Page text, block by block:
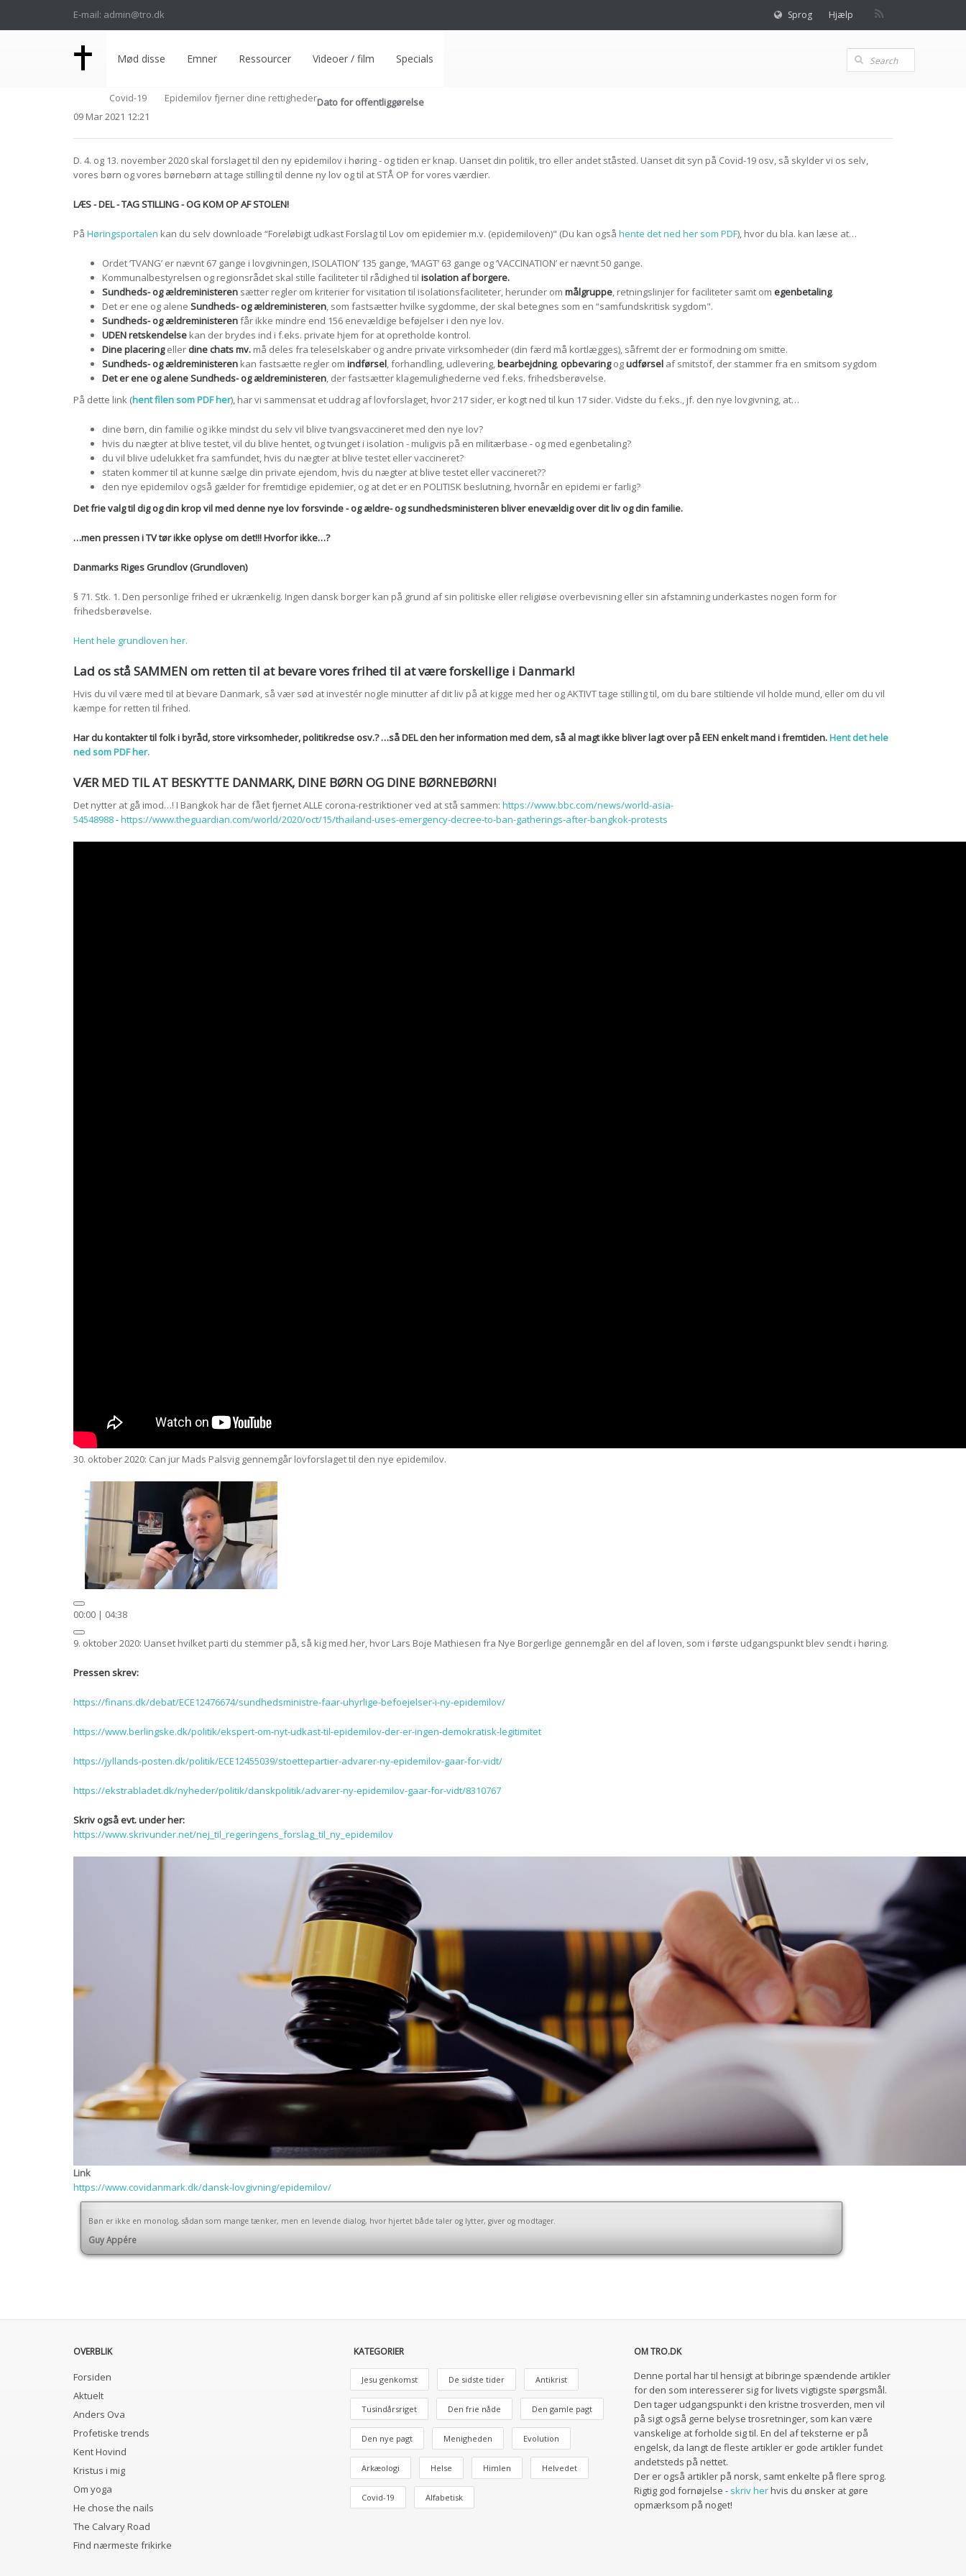
E-mail: admin@tro.dk Sprog Hjælp
Mød disse Emner Ressourcer Videoer / film Specials
Covid-19 Epidemilov fjerner dine rettighederDato for offentliggørelse
09 Mar 2021 12:21
D. 4. og 13. november 2020 skal forslaget til den ny epidemilov i høring- og tiden er knap. Uanset din politik, tro eller andet ståsted. Uanset dit syn på Covid-19 osv, så skylder vi os selv,
vores børn og vores børnebørn at tage stilling til denne ny lov og til at STÅ OP for vores værdier.
LÆS - DEL - TAG STILLING - OG KOM OP AF STOLEN!
På Høringsportalen kan du selv downloade “Foreløbigt udkast Forslag til Lov om epidemier m.v. (epidemiloven)" (Du kan også hente det ned her som PDF), hvor du bla. kan læse at…
Ordet ‘TVANG’ er nævnt 67 gange i lovgivningen, ISOLATION’ 135 gange, ‘MAGT’ 63 gange og ‘VACCINATION’ er nævnt 50 gange.
Kommunalbestyrelsen og regionsrådet skal stille faciliteter til rådighed til isolation af borgere.
Sundheds- og ældreministeren sætter regler om kriterier for visitation til isolationsfaciliteter, herunder om målgruppe, retningslinjer for faciliteter samt om egenbetaling.
Det er ene og alene Sundheds- og ældreministeren, som fastsætter hvilke sygdomme, der skal betegnes som en “samfundskritisk sygdom".
Sundheds- og ældreministerenfår ikke mindre end 156 enevældige beføjelser i den nye lov.
UDEN retskendelse kan der brydes ind i f.eks. private hjem for at opretholde kontrol.
Dine placering eller dine chats mv. må deles fra teleselskaber og andre private virksomheder (din færd må kortlægges), såfremt der er formodning om smitte.
Sundheds- og ældreministeren kan fastsætte regler om indførsel, forhandling, udlevering,bearbejdning, opbevaring ogudførsel af smitstof, der stammer fra en smitsom sygdom
Det er ene og alene Sundheds- og ældreministeren, der fastsætter klagemulighederne ved f.eks. frihedsberøvelse.
På dette link (hent filen som PDF her), har vi sammensat et uddrag af lovforslaget, hvor 217 sider, er kogt ned til kun 17 sider. Vidste du f.eks., jf. den nye lovgivning, at…
dine børn, din familie og ikke mindst du selv vil blive tvangsvaccineret med den nye lov?
hvis du nægter at blive testet, vil du blive hentet, og tvunget i isolation - muligvis på en militærbase - og med egenbetaling?
du vil blive udelukket fra samfundet, hvis du nægter at blive testet eller vaccineret?
staten kommer til at kunne sælge din private ejendom, hvis du nægter at blive testet eller vaccineret??
den nye epidemilov også gælder for fremtidige epidemier, og at det er en POLITISK beslutning, hvornår en epidemi er farlig?
Det frie valg til dig og din krop vil med denne nye lov forsvinde - og ældre- og sundhedsministeren bliver enevældig over dit liv og din familie.
…men pressen i TV tør ikke oplyse om det!!! Hvorfor ikke…?
Danmarks Riges Grundlov (Grundloven)
§ 71. Stk. 1. Den personlige frihed er ukrænkelig. Ingen dansk borger kan på grund af sin politiske eller religiøse overbevisning eller sin afstamning underkastes nogen form for
frihedsberøvelse.
Hent hele grundloven her.
Lad os stå SAMMEN om retten til at bevare vores frihed til at være forskellige i Danmark!
Hvis du vil være med til at bevare Danmark, så vær sød at investér nogle minutter af dit liv på at kigge med her og AKTIVT tage stilling til, om du bare stiltiende vil holde mund, eller om du vil
kæmpe for retten til frihed.
Har du kontakter til folk i byråd, store virksomheder, politikredse osv.? …så DEL den her information med dem, så al magt ikke bliver lagt over på EEN enkelt mand i fremtiden.Hent det hele
ned som PDF her.
VÆR MED TIL AT BESKYTTE DANMARK, DINE BØRN OG DINE BØRNEBØRN!
Det nytter at gå imod…! I Bangkok har de fået fjernet ALLE corona-restriktioner ved at stå sammen: https://www.bbc.com/news/world-asia-
54548988-https://www.theguardian.com/world/2020/oct/15/thailand-uses-emergency-decree-to-ban-gatherings-after-bangkok-protests
30. oktober 2020: Can jur Mads Palsvig gennemgår lovforslaget til den nye epidemilov.
00:00 | 04:38
9. oktober 2020: Uanset hvilket parti du stemmer på, så kig med her, hvor Lars Boje Mathiesen fra Nye Borgerlige gennemgår en del af loven, som i første udgangspunkt blev sendt i høring.
Pressen skrev:
https://finans.dk/debat/ECE12476674/sundhedsministre-faar-uhyrlige-befoejelser-i-ny-epidemilov/
https://www.berlingske.dk/politik/ekspert-om-nyt-udkast-til-epidemilov-der-er-ingen-demokratisk-legitimitet
https://jyllands-posten.dk/politik/ECE12455039/stoettepartier-advarer-ny-epidemilov-gaar-for-vidt/
https://ekstrabladet.dk/nyheder/politik/danskpolitik/advarer-ny-epidemilov-gaar-for-vidt/8310767
Skriv også evt. under her:
https://www.skrivunder.net/nej_til_regeringens_forslag_til_ny_epidemilov
Link
https://www.covidanmark.dk/dansk-lovgivning/epidemilov/
Bøn er ikke en monolog, sådan som mange tænker, men en levende dialog, hvor hjertet både taler og lytter, giver og modtager.
Guy Appére
OVERBLIK
Forsiden
Aktuelt
Anders Ova
Profetiske trends
Kent Hovind
Kristus i mig
Om yoga
He chose the nails
The Calvary Road
Find nærmeste frikirke
KATEGORIER
Jesu genkomst De sidste tider Antikrist
Tusindårsriget Den frie nåde Den gamle pagt
Den nye pagt Menigheden Evolution
Arkæologi Helse Himlen Helvedet
Covid-19 Alfabetisk
OM TRO.DK
Denne portal har til hensigt at bibringe spændende artikler
for den som interesserer sig for livets vigtigste spørgsmål.
Den tager udgangspunkt i den kristne trosverden, men vil
på sigt også gerne belyse trosretninger, som kan være
vanskelige at forholde sig til. En del af teksterne er på
engelsk, da langt de fleste artikler er gode artikler fundet
andetsteds på nettet.
Der er også artikler på norsk, samt enkelte på flere sprog.
Rigtig god fornøjelse - skriv herhvis du ønsker at gøre
opmærksom på noget!